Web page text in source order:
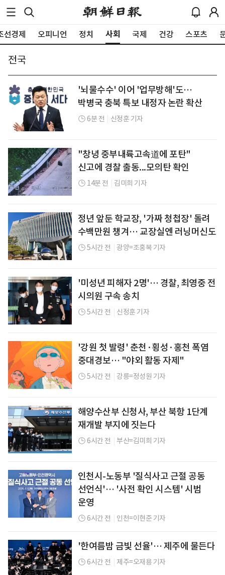
선경제 오피니언 정치 사회 국제 건강 스포츠
전국
'뇌물수수' 이어 '업무방해'도…
박병국 충북 특보 내정자 논란 확산
6분 전 신정훈 기자
"창녕 중부내륙고속道에 포탄"
신고에 경찰 출동...모의탄 확인
14분 전 김미희 기자
정년 앞둔 학교장, '가짜 청첩장' 돌려
수백만원 챙겨… 교장실엔 러닝머신도
5시간 전 광양=조홍복 기자
'미성년 피해자 2명'… 경찰, 최영중 전
시의원 구속 송치
5시간 전 신정훈 기자
'강원 첫 발령' 춘천·횡성·홍천 폭염
중대경보… "야외 활동 자제"
5시간 전 강릉=정성원 기자
해양수산부 신청사, 부산 북항 1단계
재개발 부지에 짓는다
6시간 전 부산=김미희 기자
인천시-노동부 '질식사고 근절 공동
선언식'… '사전 확인 시스템' 시범
운영
6시간 전 인천=이현준 기자
'한여름밤 금빛 선율'… 제주에 물든다
6시간 전 제주=오재용 기자